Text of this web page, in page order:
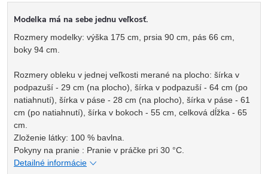
Modelka má na sebe jednu veľkosť.
Rozmery modelky: výška 175 cm, prsia 90 cm, pás 66 cm,
boky 94 cm.
Rozmery obleku v jednej veľkosti merané na plocho: šírka v
podpazuší - 29 cm (na plocho), šírka v podpazuší - 64 cm (po
natiahnutí), šírka v páse - 28 cm (na plocho), šírka v páse - 61
cm (po natiahnutí), šírka v bokoch - 55 cm, celková dĺžka - 65
cm.
Zloženie látky: 100 % bavlna.
Pokyny na pranie : Pranie v práčke pri 30 °C.
Detailné informácie